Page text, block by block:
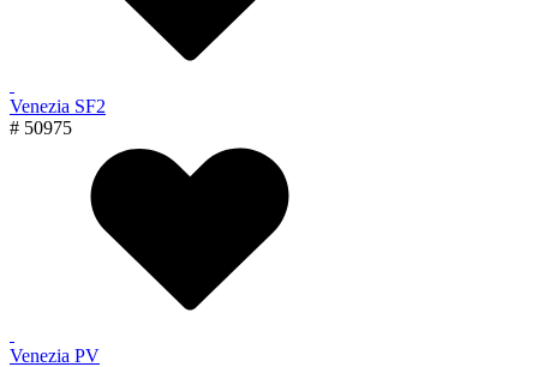
Venezia SF2
# 50975
Venezia PV